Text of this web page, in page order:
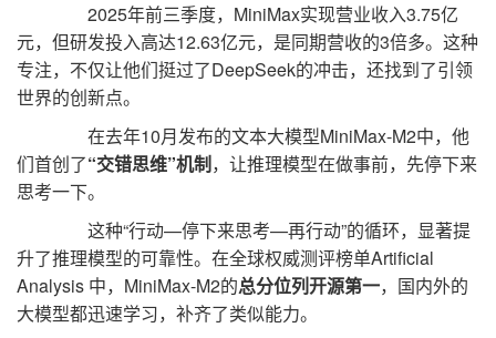
2025年前三季度，MiniMax实现营业收入3.75亿
元，但研发投入高达12.63亿元，是同期营收的3倍多。这种
专注，不仅让他们挺过了DeepSeek的冲击，还找到了引领
世界的创新点。
在去年10月发布的文本大模型MiniMax-M2中，他
们首创了“交错思维”机制，让推理模型在做事前，先停下来
思考一下。
这种“行动—停下来思考—再行动”的循环，显著提
升了推理模型的可靠性。在全球权威测评榜单Artificial
Analysis 中，MiniMax-M2的总分位列开源第一，国内外的
大模型都迅速学习，补齐了类似能力。